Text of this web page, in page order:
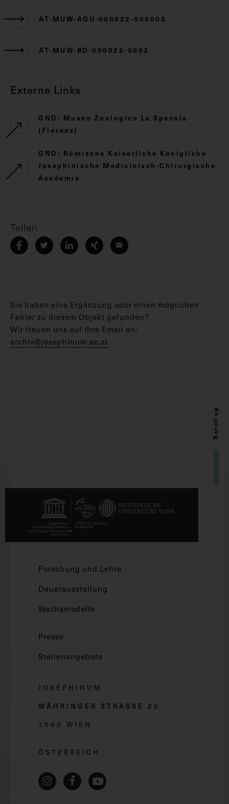
AT-MUW-AQU-000022-000003
AT-MUW-BD-000022-0003
Externe Links
GND: Museo Zoologico La Specola
(Florenz)
GND: Römische Kaiserliche Königliche
Josephinische Medicinisch-Chirurgische
Academie
Teilen
Sie haben eine Ergänzung oder einen möglichen
Fehler zu diesem Objekt gefunden?
Wir freuen uns auf Ihre Email an:
archiv@josephinum.ac.at
Scroll up
Forschung und Lehre
Dauerausstellung
Wachsmodelle
Presse
Stellenangebote
JOSEPHINUM
WÄHRINGER STRASSE 2 5
1090 WIEN
ÖSTERREICH